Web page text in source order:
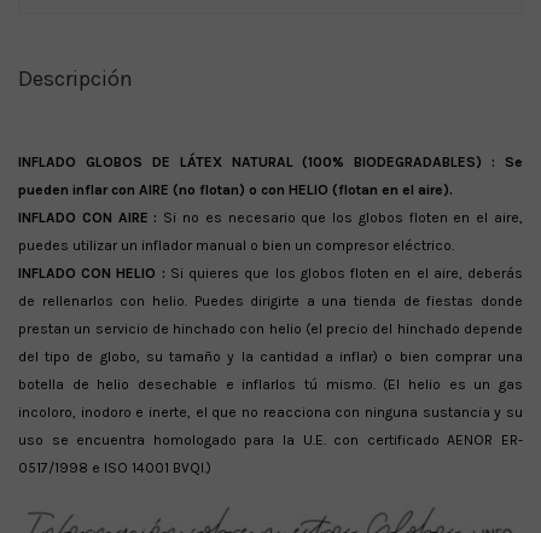
Descripción
INFLADO GLOBOS DE LÁTEX NATURAL (100% BIODEGRADABLES) : Se
pueden inflar con AIRE (no flotan) o con HELIO (flotan en el aire).
INFLADO CON AIRE : Si no es necesario que los globos floten en el aire,
puedes utilizar un inflador manual o bien un compresor eléctrico.
INFLADO CON HELIO : Si quieres que los globos floten en el aire, deberás
de rellenarlos con helio. Puedes dirigirte a una tienda de fiestas donde
prestan un servicio de hinchado con helio (el precio del hinchado depende
del tipo de globo, su tamaño y la cantidad a inflar) o bien comprar una
botella de helio desechable e inflarlos tú mismo. (El helio es un gas
incoloro, inodoro e inerte, el que no reacciona con ninguna sustancia y su
uso se encuentra homologado para la U.E. con certificado AENOR ER-
0517/1998 e ISO 14001 BVQI.)